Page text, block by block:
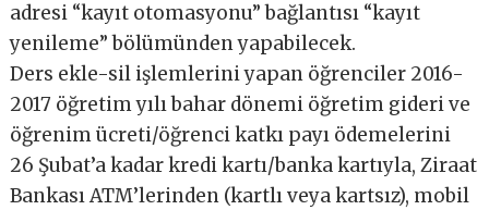
adresi “kayıt otomasyonu” bağlantısı “kayıt
yenileme” bölümünden yapabilecek.
Ders ekle-sil işlemlerini yapan öğrenciler 2016-
2017 öğretim yılı bahar dönemi öğretim gideri ve
öğrenim ücreti/öğrenci katkı payı ödemelerini
26 Şubat’a kadar kredi kartı/banka kartıyla, Ziraat
Bankası ATM’lerinden (kartlı veya kartsız), mobil